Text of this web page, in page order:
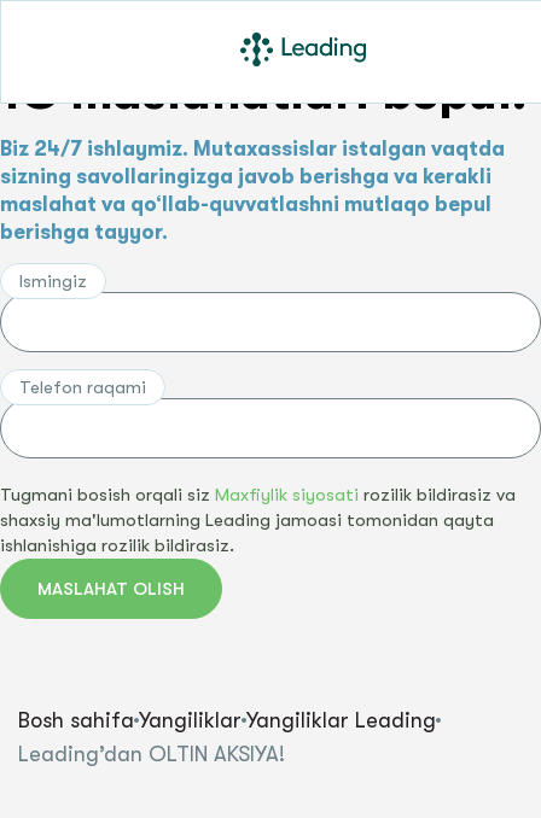
1C maslahatlari bepul!
Biz 24/7 ishlaymiz. Mutaxassislar istalgan vaqtda
sizning savollaringizga javob berishga va kerakli
maslahat va qo‘llab-quvvatlashni mutlaqo bepul
berishga tayyor.
Ismingiz
Telefon raqami
Tugmani bosish orqali siz Maxfiylik siyosati rozilik bildirasiz va
shaxsiy ma'lumotlarning Leading jamoasi tomonidan qayta
ishlanishiga rozilik bildirasiz.
MASLAHAT OLISH
Bosh sahifa Yangiliklar Yangiliklar Leading
Leading’dan OLTIN AKSIYA!